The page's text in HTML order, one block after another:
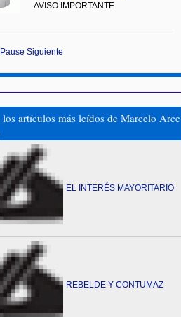
AVISO IMPORTANTE
Pause Siguiente
los artículos más leídos de Marcelo Arce
EL INTERÉS MAYORITARIO
REBELDE Y CONTUMAZ